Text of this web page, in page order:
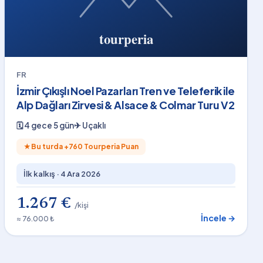
FR
İzmir Çıkışlı Noel Pazarları Tren ve Teleferik ile
Alp Dağları Zirvesi & Alsace & Colmar Turu V2
🗓4 gece 5 gün✈Uçaklı
★ Bu turda +760 Tourperia Puan
İlk kalkış · 4 Ara 2026
1.267 € /kişi
≈ 76.000 ₺
İncele →